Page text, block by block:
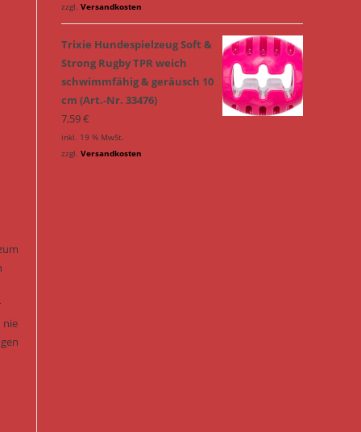
nie
zzgl. Versandkosten
Trixie Hundespielzeug Soft &
Strong Rugby TPR weich
schwimmfähig & geräusch 10
cm (Art.-Nr. 33476)
7,59€
inkl. 19 % MwSt.
zzgl. Versandkosten